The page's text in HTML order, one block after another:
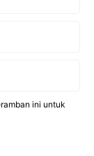
ini untuk